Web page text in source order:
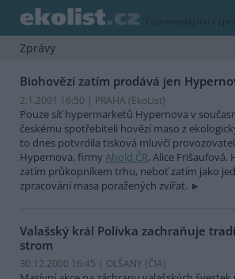
/ zpravodajství /
Zprávy
Biohovězí zatím prodává jen
2.1.2001 16:50 | PRAHA (EkoList)
Pouze síť hypermarketů Hypernova v
českému spotřebiteli hovězí maso z
to dnes potvrdila tisková mluvčí
Hypernova, firmy Ahold ČR, Alice Frišaufová.
zatím průkopníkem trhu, neboť zatím jako
zpracování masa poražených zvířat.
Valašský král Polívka zachraňuje
strom
30.12.2000 16:45 | OLŠANY (ČIA)